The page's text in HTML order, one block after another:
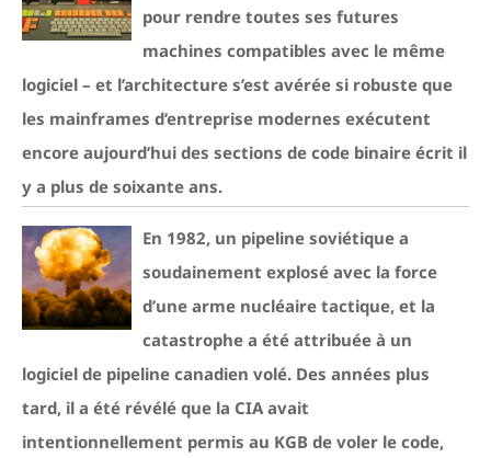
pour rendre toutes ses futures
machines compatibles avec le même
logiciel – et l’architecture s’est avérée si robuste que
les mainframes d’entreprise modernes exécutent
encore aujourd’hui des sections de code binaire écrit il
y a plus de soixante ans.
En 1982, un pipeline soviétique a
soudainement explosé avec la force
d’une arme nucléaire tactique, et la
catastrophe a été attribuée à un
logiciel de pipeline canadien volé. Des années plus
tard, il a été révélé que la CIA avait
intentionnellement permis au KGB de voler le code,